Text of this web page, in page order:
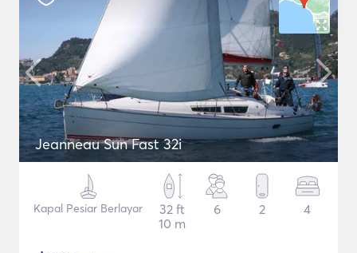
Jeanneau Sun Fast 32i
Kapal Pesiar Berlayar
32 ft
10 m
6 2 4